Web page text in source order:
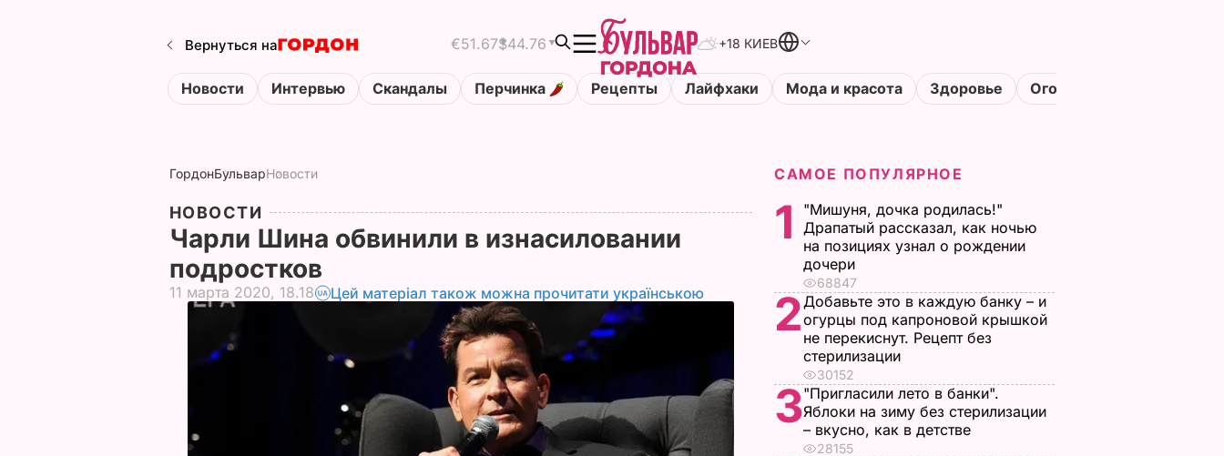
Вернуться на €51.67$44.76 +18 КИЕВ
Новости Интервью Скандалы Перчинка Рецепты Лайфхаки Мода и красота Здоровье Огороды
ГордонБульварНовости
НОВОСТИ
Чарли Шина обвинили в изнасиловании
подростков
11 марта 2020, 18.18 Цей матеріал також можна прочитати українською
САМОЕ ПОПУЛЯРНОЕ
1
"Мишуня, дочка родилась!"
Драпатый рассказал, как ночью
на позициях узнал о рождении
дочери
68847
2Добавьте это в каждую банку – и
огурцы под капроновой крышкой
не перекиснут. Рецепт без
стерилизации
30152
3"Пригласили лето в банки".
Яблоки на зиму без стерилизации
– вкусно, как в детстве
28155